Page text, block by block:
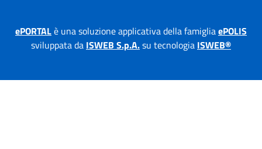
ePORTALè una soluzione applicativa della famigliaePOLIS
sviluppata da ISWEB S.p.A.su tecnologia ISWEB®